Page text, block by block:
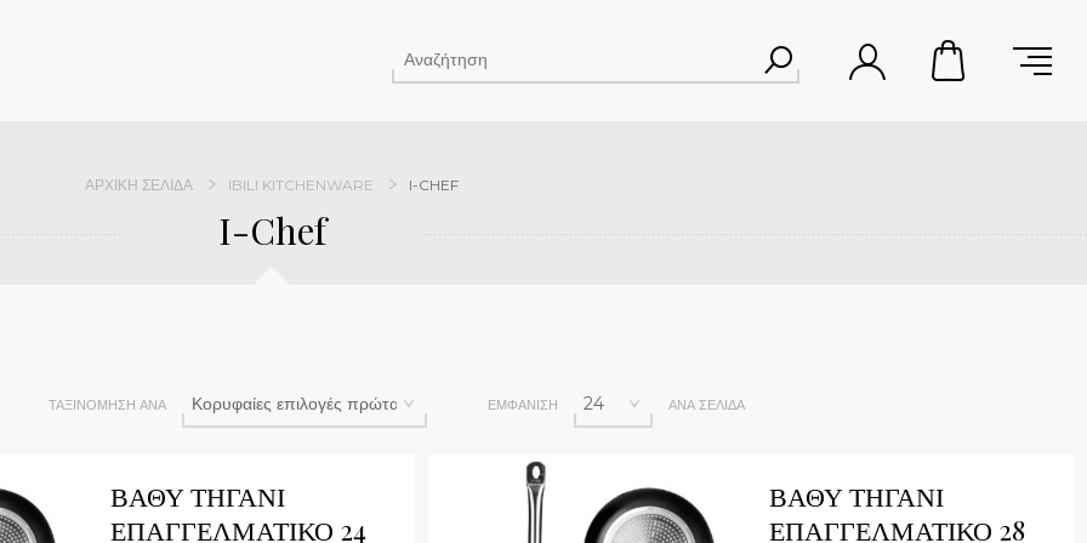
ΑΡΧΙΚΉ ΣΕΛΊΔΑ IBILI KITCHENWARE I-CHEF
I-Chef
ΤΑΞΙΝΌΜΗΣΗ ΑΝΆ ΕΜΦΆΝΙΣΗ ΑΝΆ ΣΕΛΊΔΑ
ΒΑΘΥ ΤΗΓΑΝΙ
ΕΠΑΓΓΕΛΜΑΤΙΚΟ 24
ΒΑΘΥ ΤΗΓΑΝΙ
ΕΠΑΓΓΕΛΜΑΤΙΚΟ 28
Quick View